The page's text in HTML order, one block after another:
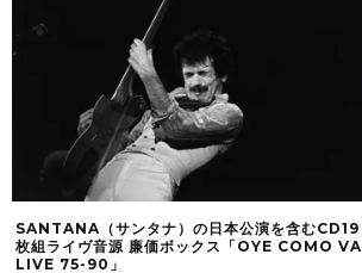
SANTANA（サンタナ）の日本公演を含むCD19
枚組ライヴ音源 廉価ボックス「OYE COMO VA
LIVE 75-90」